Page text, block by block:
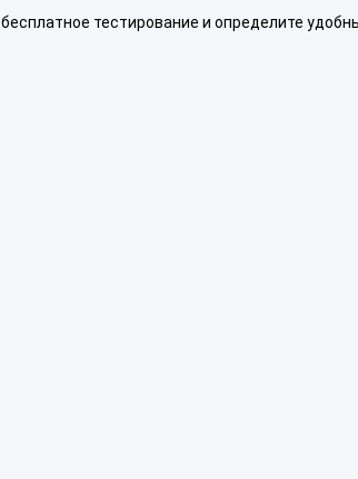
тестирование и определите